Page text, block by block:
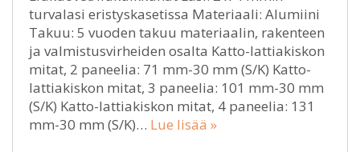
turvalasi eristyskasetissa Materiaali: Alumiini
Takuu: 5 vuoden takuu materiaalin, rakenteen
ja valmistusvirheiden osalta Katto-lattiakiskon
mitat, 2 paneelia: 71 mm-30 mm (S/K) Katto-
lattiakiskon mitat, 3 paneelia: 101 mm-30 mm
(S/K) Katto-lattiakiskon mitat, 4 paneelia: 131
mm-30 mm (S/K)… Lue lisää »